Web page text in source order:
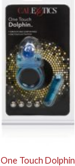
One Touch Dolphin